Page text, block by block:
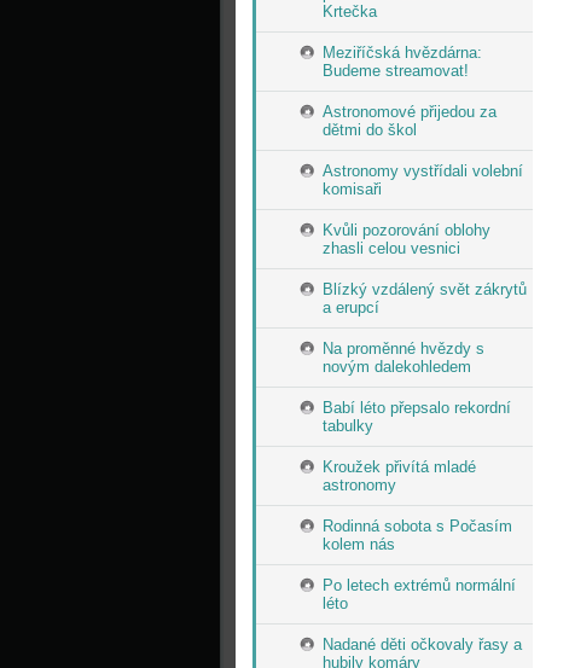
Krtečka
Meziříčská hvězdárna:
Budeme streamovat!
Astronomové přijedou za
dětmi do škol
Astronomy vystřídali volební
komisaři
Kvůli pozorování oblohy
zhasli celou vesnici
Blízký vzdálený svět zákrytů
a erupcí
Na proměnné hvězdy s
novým dalekohledem
Babí léto přepsalo rekordní
tabulky
Kroužek přivítá mladé
astronomy
Rodinná sobota s Počasím
kolem nás
Po letech extrémů normální
léto
Nadané děti očkovaly řasy a
hubily komáry